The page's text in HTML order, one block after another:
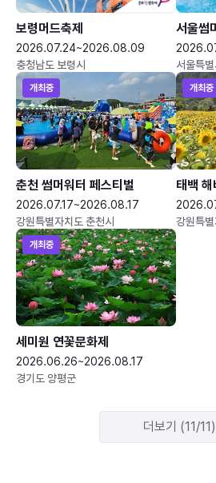
보령머드축제
2026.07.24~2026.08.09
충청남도 보령시
서울썸
서울특
개최중
춘천 썸머워터 페스티벌
2026.07.17~2026.08.17
강원특별자치도 춘천시
개최중
태백 해
강원특
개최중
세미원 연꽃문화제
2026.06.26~2026.08.17
경기도 양평군
더보기 (11/11)